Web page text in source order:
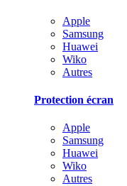
Apple
Samsung
Huawei
Wiko
Autres
Protection écran
Apple
Samsung
Huawei
Wiko
Autres